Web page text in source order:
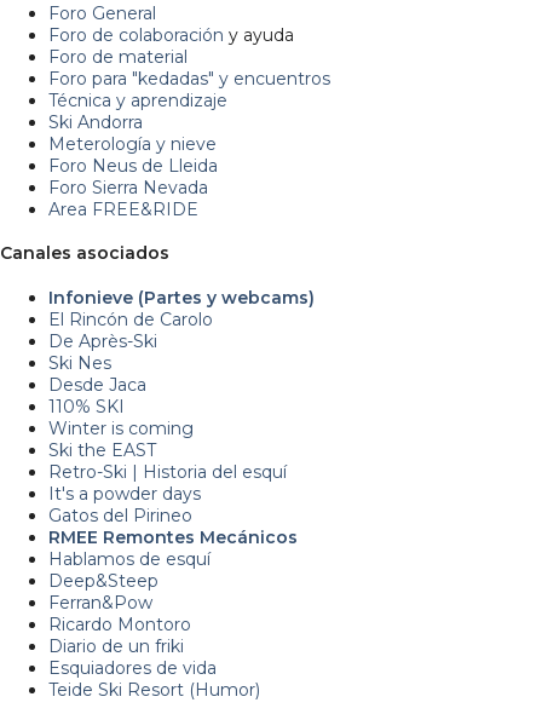
Foro General
Foro de colaboración y ayuda
Foro de material
Foro para "kedadas" y encuentros
Técnica y aprendizaje
Ski Andorra
Meterología y nieve
Foro Neus de Lleida
Foro Sierra Nevada
Area FREE&RIDE
Canales asociados
Infonieve (Partes y webcams)
El Rincón de Carolo
De Après-Ski
Ski Nes
Desde Jaca
110% SKI
Winter is coming
Ski the EAST
Retro-Ski | Historia del esquí
It's a powder days
Gatos del Pirineo
RMEE Remontes Mecánicos
Hablamos de esquí
Deep&Steep
Ferran&Pow
Ricardo Montoro
Diario de un friki
Esquiadores de vida
Teide Ski Resort (Humor)